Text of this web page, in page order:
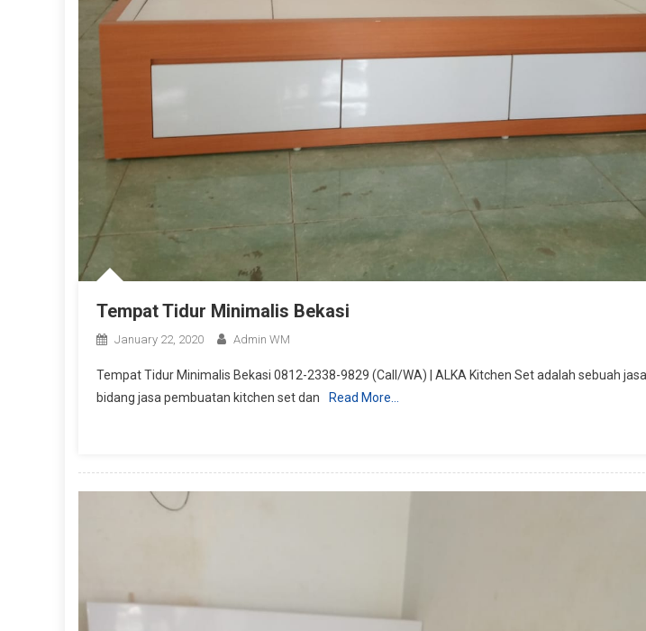
Tempat Tidur Minimalis Bekasi
January 22, 2020 Admin WM
Tempat Tidur Minimalis Bekasi 0812-2338-9829 (Call/WA) | ALKA Kitchen Set adalah sebuah
bidang jasa pembuatan kitchen set dan
Read More…